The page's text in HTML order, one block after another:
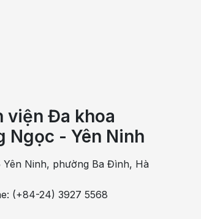
viện Đa khoa
Ngọc - Yên Ninh
Yên Ninh, phường Ba Đình, Hà
(+84-24) 3927 5568